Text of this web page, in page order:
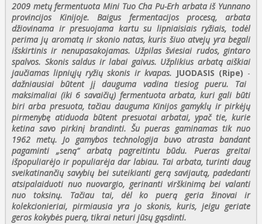
2009 metų fermentuota Mini Tuo Cha Pu-Erh arbata iš Yunnano
provincijos Kinijoje. Baigus fermentacijos procesą, arbata
džiovinama ir presuojama kartu su lipniaisiais ryžiais, todėl
perima jų aromatą ir skonio natas, kuris šiuo atvejų yra begali
išskirtinis ir nenupasakojamas. Užpilas šviesiai rudos, gintaro
spalvos. Skonis saldus ir labai gaivus. Užplikius arbatą aiškiai
jaučiamas lipniųjų ryžių skonis ir kvapas. JUODASIS (Ripe) -
dažniausiai būtent jį dauguma vadina tiesiog pueru. Tai
maksimaliai (iki 6 savaičių) fermentuota arbata, kuri gali būti
biri arba presuota, tačiau dauguma Kinijos gamyklų ir pirkėjų
pirmenybę atiduoda būtent presuotai arbatai, ypač tie, kurie
ketina savo pirkinį brandinti. Šu pueras gaminamas tik nuo
1962 metų. Jo gamybos technologija buvo atrasta bandant
pagaminti „seną“ arbatą pagreitintu būdu. Pueras greitai
išpopuliarėjo ir populiarėja dar labiau. Tai arbata, turinti daug
sveikatinančių savybių bei suteikianti gerą savijautą, padedanti
atsipalaiduoti nuo nuovargio, gerinanti virškinimą bei valanti
nuo toksinų. Tačiau tai, dėl ko puerą geria žinovai ir
kolekcionieriai, pirmiausia yra jo skonis, kuris, jeigu geriate
geros kokybės puerą, tikrai neturi jūsų gąsdinti.